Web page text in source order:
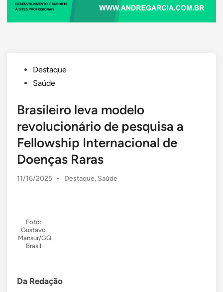
PostedDestaque
Saúde
Brasileiro leva modelo
revolucionário de pesquisa a
Fellowship Internacional de
Doenças Raras
11/16/2025 •
Posted
Destaque, Saúde
Foto:
Gustavo
Mansur/GQ
Brasil
Da Redação